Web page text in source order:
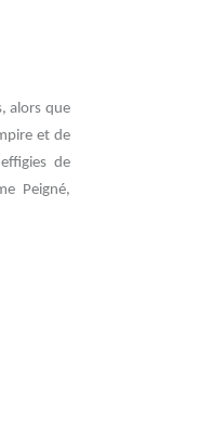
alors que
et de
de
Peigné,